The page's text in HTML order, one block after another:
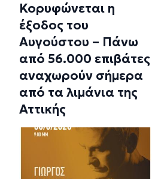
Κορυφώνεται η
έξοδος του
Αυγούστου – Πάνω
από 56.000 επιβάτες
αναχωρούν σήμερα
από τα λιμάνια της
Αττικής